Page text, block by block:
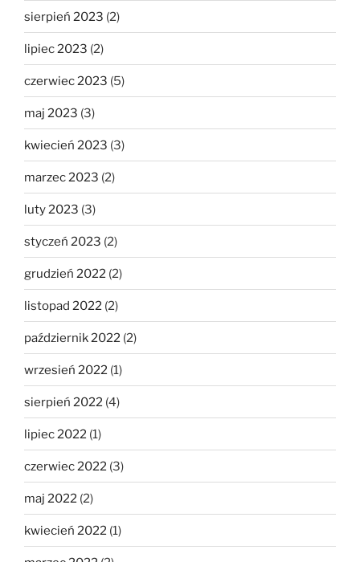
sierpień 2023 (2)
lipiec 2023 (2)
czerwiec 2023 (5)
maj 2023 (3)
kwiecień 2023 (3)
marzec 2023 (2)
luty 2023 (3)
styczeń 2023 (2)
grudzień 2022 (2)
listopad 2022 (2)
październik 2022 (2)
wrzesień 2022 (1)
sierpień 2022 (4)
lipiec 2022 (1)
czerwiec 2022 (3)
maj 2022 (2)
kwiecień 2022 (1)